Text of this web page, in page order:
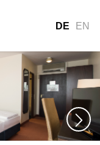
DE EN